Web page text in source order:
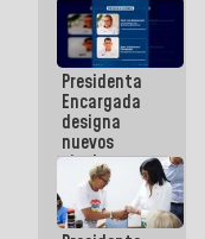
campeona
frente
México Sub
23 en los
Centroamericanos
Presidenta
Encargada
designa
nuevos
titulares en
Viceministerio
de Energía